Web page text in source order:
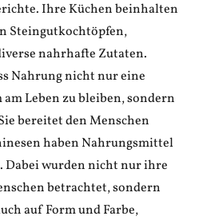
Ihre Küchen beinhalten
Steingutkochtöpfen,
nahrhafte Zutaten.
Nahrung nicht nur eine
Leben zu bleiben, sondern
bereitet den Menschen
haben Nahrungsmittel
Dabei wurden nicht nur ihre
betrachtet, sondern
auf Form und Farbe,